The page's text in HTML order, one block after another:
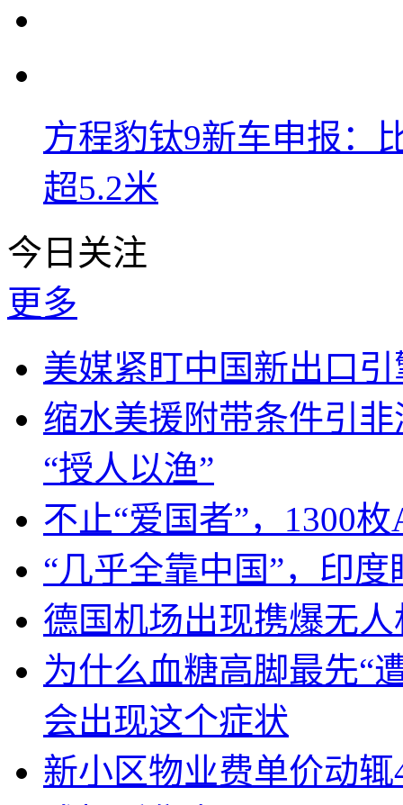
方程豹钛9新车申报：
超5.2米
今日关注
更多
美媒紧盯中国新出口
缩水美援附带条件引
“授人以渔”
不止“爱国者”，1300
“几乎全靠中国”，印
德国机场出现携爆无
为什么血糖高脚最先“
会出现这个症状
新小区物业费单价动